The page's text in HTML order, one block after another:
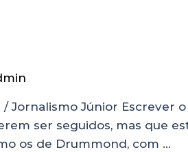
Jornalismo Júnior Escrever
ser seguidos, mas que
os de Drummond, com …